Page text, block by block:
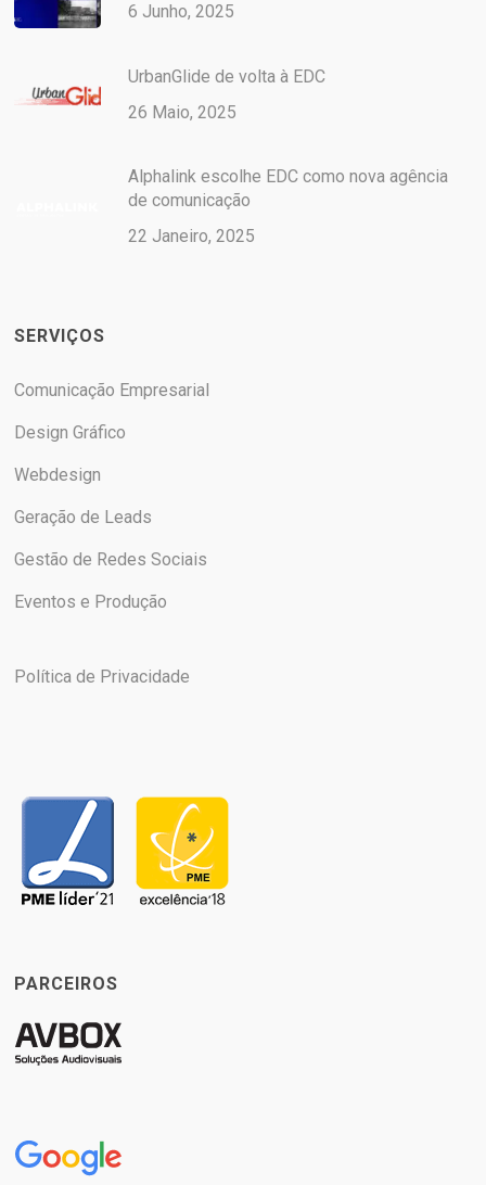
6 Junho, 2025
UrbanGlide de volta à EDC
26 Maio, 2025
Alphalink escolhe EDC como nova agência
de comunicação
22 Janeiro, 2025
SERVIÇOS
Comunicação Empresarial
Design Gráfico
Webdesign
Geração de Leads
Gestão de Redes Sociais
Eventos e Produção
Política de Privacidade
PARCEIROS